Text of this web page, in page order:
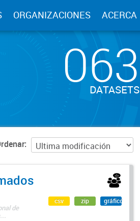
ORGANIZACIONES ACERCA
063
DATASETS
de
csv zip gráfico